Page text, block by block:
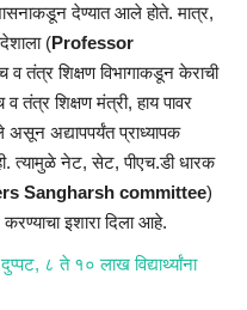
देण्यात आले होते. मात्र,
(Professor
व तंत्र शिक्षण विभागाकडून केराची
तंत्र शिक्षण मंत्री, हाय पावर
असून अद्यापपर्यंतप्राध्यापक
त्यामुळे नेट,सेट,पीएच.डीधारक
Sangharsh committee)
इशारा दिला आहे.
८ ते १० लाख विद्यार्थ्यांना